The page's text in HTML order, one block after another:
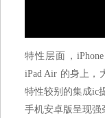
特性层面，
iPad Air 的身上，
特性较别的集成ic
手机安卓版呈现强